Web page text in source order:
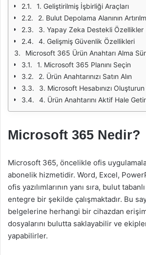
1. Geliştirilmiş İşbirliği Araçları
2. Bulut Depolama Alanının
3. Yapay Zeka Destekli Özellikler
4. Gelişmiş Güvenlik Özellikleri
Microsoft 365 Ürün Anahtarı Alma
1. Microsoft 365 Planını Seçin
2. Ürün Anahtarınızı Satın Alın
3. Microsoft Hesabınızı Oluşturun
4. Ürün Anahtarını Aktif Hale
Microsoft 365 Nedir?
Microsoft 365, öncelikle ofis
abonelik hizmetidir. Word, Excel,
ofis yazılımlarının yanı sıra, bulut
entegre bir şekilde çalışmaktadır. Bu
belgelerine herhangi bir cihazdan
dosyalarını bulutta saklayabilir ve
yapabilirler.